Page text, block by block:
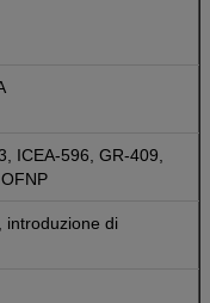
ICEA-596, GR-409,
introduzione di